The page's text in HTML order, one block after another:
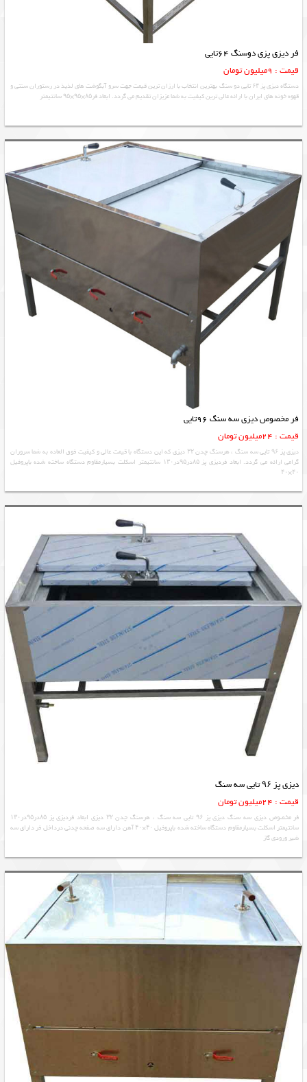
فر دیزی پزی دوسنگ 64تایی
قیمت : 9میلیون تومان
دستگاه دیزی پز ۶۴ تایی دو سنگ بهترین انتخاب با ارزان ترین قیمت جهت سرو آبگوشت های لذیذ در رستوران سنتی و
قهوه خونه های ایران با ارائه عالی ترین کیفیت به شما عزیزان تقدیم می گردد. ابعاد فر۸۵×۹۵×۹۵ سانتیمتر
فر مخصوص دیزی سه سنگ 96تایی
قیمت : 24ميليون تومان
دیزی پز ۹۶ تایی سه سنگ ، هرسنگ چدن ۳۲ دیزی که این دستگاه با قیمت عالی و کیفیت فوق العاده به شما سروران
گرامی ارائه می گردد. ابعاد فردیزی پز ۸۵در۹۵در۱۳۰ سانتیمتر اسکلت بسیارمقاوم دستگاه ساخته شده باپروفیل
۴۰×۴۰
دیزی پز ۹۶ تایی سه سنگ
قیمت : 24میلیون تومان
فر مخصوص دیزی سه سنگ دیزی پز ۹۶ تایی سه سنگ ، هرسنگ چدن ۳۲ دیزی ابعاد فردیزی پز ۸۵در۹۵در۱۳۰
سانتیمتر اسکلت بسیارمقاوم دستگاه ساخته شده باپروفیل ۴۰×۴۰ آهن دارای سه صفحه چدنی درداخل فر دارای سه
شیر ورودی گاز